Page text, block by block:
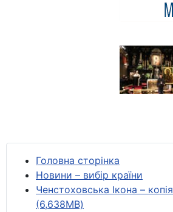
Головна сторінка
Новини – вибір країни
Ченстоховська Ікона – копія
(6,638MB)